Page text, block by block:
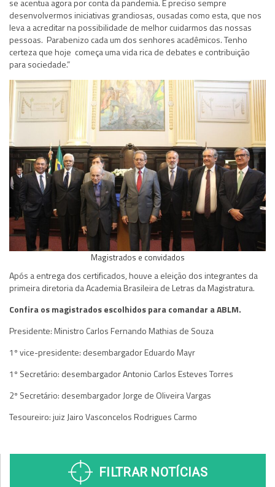
se acentua agora por conta da pandemia. É preciso sempre
desenvolvermos iniciativas grandiosas, ousadas como esta, que nos
leva a acreditar na possibilidade de melhor cuidarmos das nossas
pessoas. Parabenizo cada um dos senhores acadêmicos. Tenho
certeza que hoje começa uma vida rica de debates e contribuição
para sociedade.”
Magistrados e convidados
Após a entrega dos certificados, houve a eleição dos integrantes da
primeira diretoria da Academia Brasileira de Letras da Magistratura.
Confira os magistrados escolhidos para comandar a ABLM.
Presidente: Ministro Carlos Fernando Mathias de Souza
1º vice-presidente: desembargador Eduardo Mayr
1º Secretário: desembargador Antonio Carlos Esteves Torres
2º Secretário: desembargador Jorge de Oliveira Vargas
Tesoureiro: juiz Jairo Vasconcelos Rodrigues Carmo
FILTRAR NOTÍCIAS